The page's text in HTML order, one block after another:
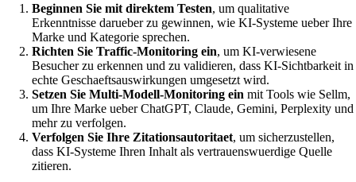
Beginnen Sie mit direktem Testen, um qualitative
Erkenntnisse darueber zu gewinnen, wie KI-Systeme ueber Ihre
Marke und Kategorie sprechen.
Richten Sie Traffic-Monitoring ein, um KI-verwiesene
Besucher zu erkennen und zu validieren, dass KI-Sichtbarkeit in
echte Geschaeftsauswirkungen umgesetzt wird.
Setzen Sie Multi-Modell-Monitoring ein mit Tools wie Sellm,
um Ihre Marke ueber ChatGPT, Claude, Gemini, Perplexity und
mehr zu verfolgen.
Verfolgen Sie Ihre Zitationsautoritaet, um sicherzustellen,
dass KI-Systeme Ihren Inhalt als vertrauenswuerdige Quelle
zitieren.